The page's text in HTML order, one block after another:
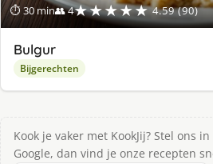
⏱ 30 min👥 4★★★★★ 4.59 (90)
Bulgur
Bijgerechten
Kook je vaker met KookJij? Stel ons
Google, dan vind je onze recepten